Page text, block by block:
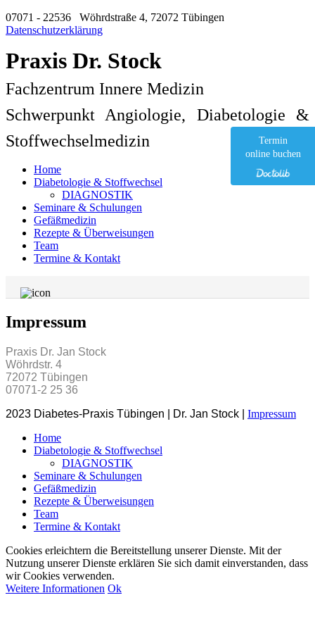
07071 - 22536 Wöhrdstraße 4, 72072 Tübingen
Datenschutzerklärung
Praxis Dr. Stock
Fachzentrum Innere Medizin
Schwerpunkt Angiologie, Diabetologie &
Stoffwechselmedizin
Termin
online buchen
Home
Diabetologie & Stoffwechsel
DIAGNOSTIK
Seminare & Schulungen
Gefäßmedizin
Rezepte & Überweisungen
Team
Termine & Kontakt
Impressum
Praxis Dr. Jan Stock
Wöhrdstr. 4
72072 Tübingen
07071-2 25 36
2023 Diabetes-Praxis Tübingen | Dr. Jan Stock |
Impressum
Home
Diabetologie & Stoffwechsel
DIAGNOSTIK
Seminare & Schulungen
Gefäßmedizin
Rezepte & Überweisungen
Team
Termine & Kontakt
Cookies erleichtern die Bereitstellung unserer Dienste. Mit der
Nutzung unserer Dienste erklären Sie sich damit einverstanden, dass
wir Cookies verwenden.
Weitere Informationen Ok